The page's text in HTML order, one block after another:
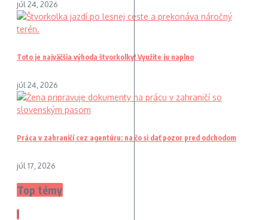
júl 24, 2026
Toto je najväčšia výhoda štvorkolky! Využite ju naplno
júl 24, 2026
Práca v zahraničí cez agentúru: na čo si dať pozor pred odchodom
júl 17, 2026
Top témy
1